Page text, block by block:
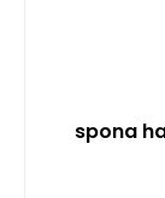
spona